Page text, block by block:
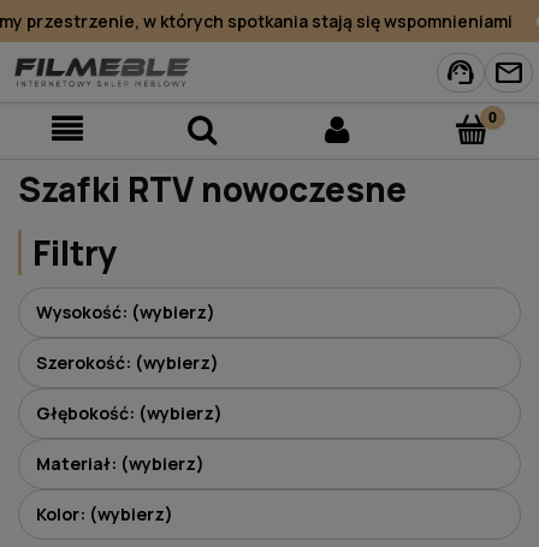
przestrzenie, w których spotkania stają się wspomnieniami
support_agent mail
Szafki RTV nowoczesne
Filtry
Wysokość: (wybierz)
Szerokość: (wybierz)
Głębokość: (wybierz)
Materiał: (wybierz)
Kolor: (wybierz)